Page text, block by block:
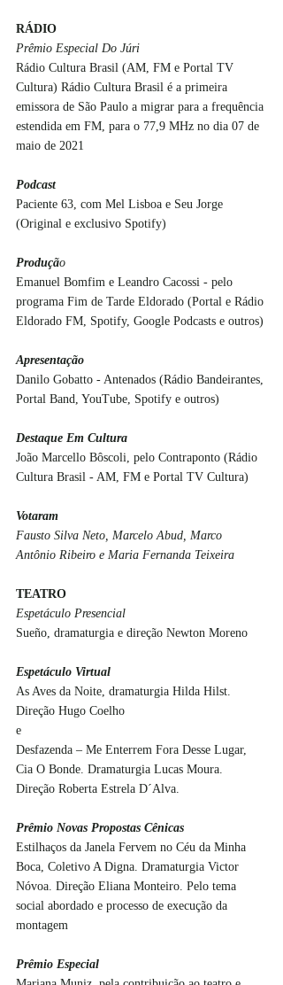
RÁDIO
Prêmio Especial Do Júri
Rádio Cultura Brasil (AM, FM e Portal TV
Cultura) Rádio Cultura Brasil é a primeira
emissora de São Paulo a migrar para a frequência
estendida em FM, para o 77,9 MHz no dia 07 de
maio de 2021
Podcast
Paciente 63, com Mel Lisboa e Seu Jorge
(Original e exclusivo Spotify)
Produção
Emanuel Bomfim e Leandro Cacossi - pelo
programa Fim de Tarde Eldorado (Portal e Rádio
Eldorado FM, Spotify, Google Podcasts e outros)
Apresentação
Danilo Gobatto - Antenados (Rádio Bandeirantes,
Portal Band, YouTube, Spotify e outros)
Destaque Em Cultura
João Marcello Bôscoli, pelo Contraponto (Rádio
Cultura Brasil - AM, FM e Portal TV Cultura)
Votaram
Fausto Silva Neto, Marcelo Abud, Marco
Antônio Ribeiro e Maria Fernanda Teixeira
TEATRO
Espetáculo Presencial
Sueño, dramaturgia e direção Newton Moreno
Espetáculo Virtual
As Aves da Noite, dramaturgia Hilda Hilst.
Direção Hugo Coelho
e
Desfazenda – Me Enterrem Fora Desse Lugar,
Cia O Bonde. Dramaturgia Lucas Moura.
Direção Roberta Estrela D´Alva.
Prêmio Novas Propostas Cênicas
Estilhaços da Janela Fervem no Céu da Minha
Boca, Coletivo A Digna. Dramaturgia Victor
Nóvoa. Direção Eliana Monteiro. Pelo tema
social abordado e processo de execução da
montagem
Prêmio Especial